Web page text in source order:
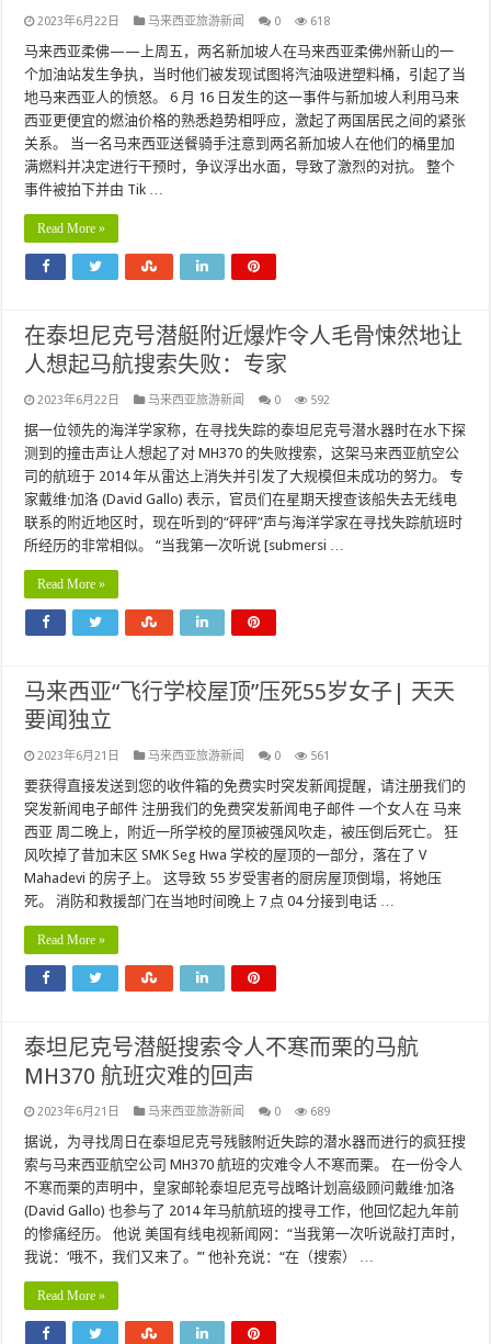
2023年6月22日 马来西亚旅游新闻 0 618
马来西亚柔佛——上周五，两名新加坡人在马来西亚柔佛州新山的一
个加油站发生争执，当时他们被发现试图将汽油吸进塑料桶，引起了当
地马来西亚人的愤怒。 6 月 16 日发生的这一事件与新加坡人利用马来
西亚更便宜的燃油价格的熟悉趋势相呼应，激起了两国居民之间的紧张
关系。 当一名马来西亚送餐骑手注意到两名新加坡人在他们的桶里加
满燃料并决定进行干预时，争议浮出水面，导致了激烈的对抗。 整个
事件被拍下并由 Tik …
Read More »
在泰坦尼克号潜艇附近爆炸令人毛骨悚然地让
人想起马航搜索失败：专家
2023年6月22日 马来西亚旅游新闻 0 592
据一位领先的海洋学家称，在寻找失踪的泰坦尼克号潜水器时在水下探
测到的撞击声让人想起了对 MH370 的失败搜索，这架马来西亚航空公
司的航班于 2014 年从雷达上消失并引发了大规模但未成功的努力。 专
家戴维·加洛 (David Gallo) 表示，官员们在星期天搜查该船失去无线电
联系的附近地区时，现在听到的“砰砰”声与海洋学家在寻找失踪航班时
所经历的非常相似。 “当我第一次听说 [submersi …
Read More »
马来西亚“飞行学校屋顶”压死55岁女子| 天天
要闻独立
2023年6月21日 马来西亚旅游新闻 0 561
要获得直接发送到您的收件箱的免费实时突发新闻提醒，请注册我们的
突发新闻电子邮件 注册我们的免费突发新闻电子邮件 一个女人在 马来
西亚 周二晚上，附近一所学校的屋顶被强风吹走，被压倒后死亡。 狂
风吹掉了昔加末区 SMK Seg Hwa 学校的屋顶的一部分，落在了 V
Mahadevi 的房子上。 这导致 55 岁受害者的厨房屋顶倒塌，将她压
死。 消防和救援部门在当地时间晚上 7 点 04 分接到电话 …
Read More »
泰坦尼克号潜艇搜索令人不寒而栗的马航
MH370 航班灾难的回声
2023年6月21日 马来西亚旅游新闻 0 689
据说，为寻找周日在泰坦尼克号残骸附近失踪的潜水器而进行的疯狂搜
索与马来西亚航空公司 MH370 航班的灾难令人不寒而栗。 在一份令人
不寒而栗的声明中，皇家邮轮泰坦尼克号战略计划高级顾问戴维·加洛
(David Gallo) 也参与了 2014 年马航航班的搜寻工作，他回忆起九年前
的惨痛经历。 他说 美国有线电视新闻网：“当我第一次听说敲打声时，
我说：‘哦不，我们又来了。’” 他补充说：“在（搜索） …
Read More »